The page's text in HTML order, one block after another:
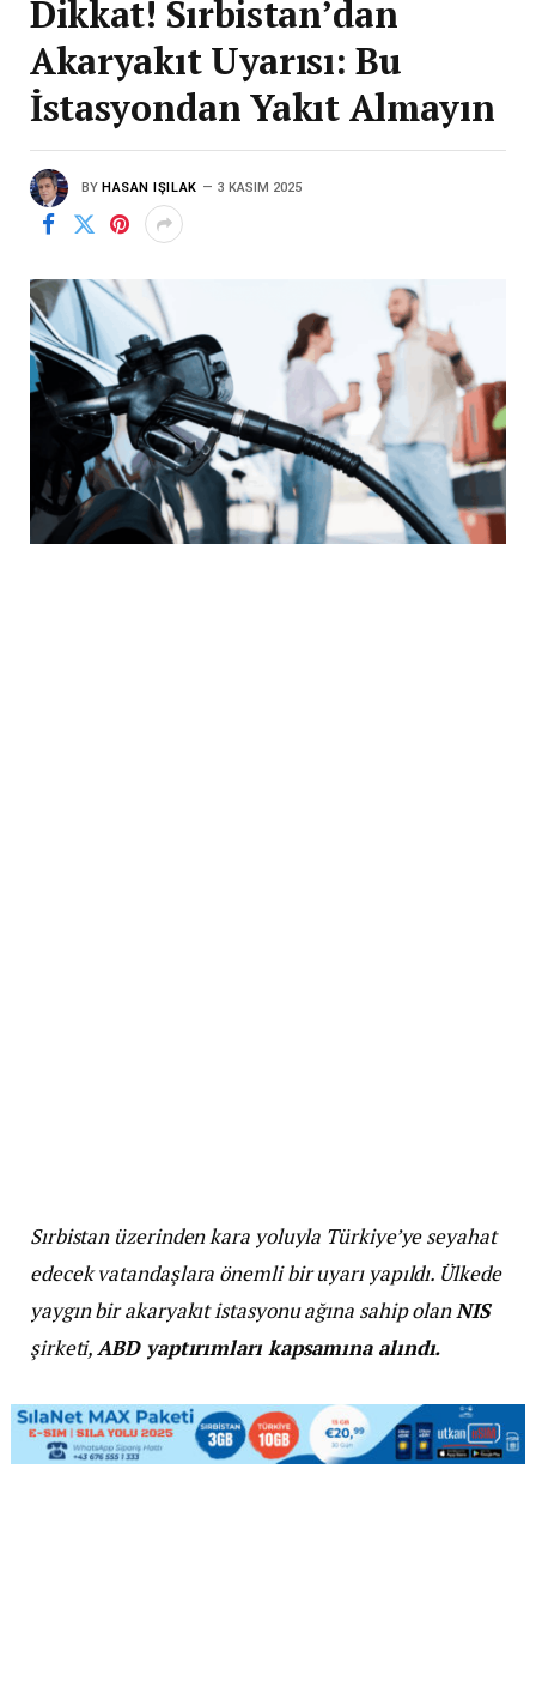
Dikkat! Sırbistan’dan
Akaryakıt Uyarısı: Bu
İstasyondan Yakıt Almayın
BY HASAN IŞILAK 3 KASIM 2025
Sırbistan üzerinden kara yoluyla Türkiye’ye seyahat
edecek vatandaşlara önemli bir uyarı yapıldı. Ülkede
yaygın bir akaryakıt istasyonu ağına sahip olanNIS
şirketi,ABD yaptırımları kapsamına alındı.